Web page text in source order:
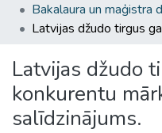
Latvijas džudo
konkurentu
salīdzinājums.